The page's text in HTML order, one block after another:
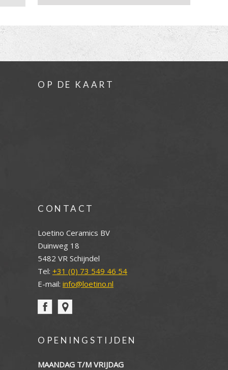
OP DE KAART
CONTACT
Loetino Ceramics BV
Duinweg 18
5482 VR Schijndel
Tel: +31 (0) 73 549 46 54
E-mail: info@loetino.nl
OPENINGSTIJDEN
MAANDAG T/M VRIJDAG